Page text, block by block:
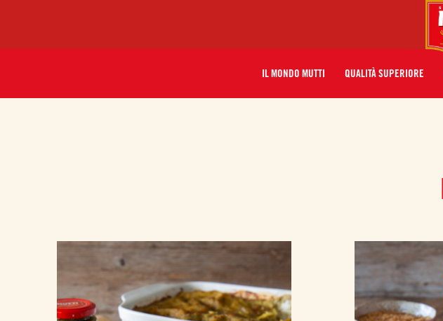
IL MONDO MUTTI QUALITÀ SUPERIORE